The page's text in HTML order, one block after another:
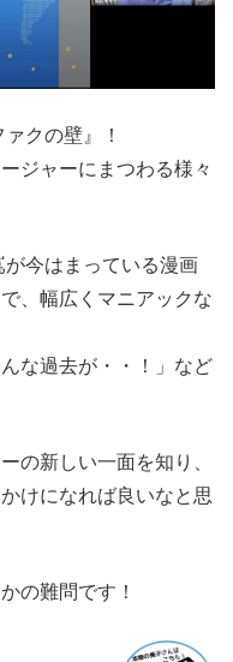
クの壁』！
ジャーにまつわる様々
今はまっている漫画
、幅広くマニアックな
な過去が・・！」など
の新しい一面を知り、
けになれば良いなと思
の難問です！